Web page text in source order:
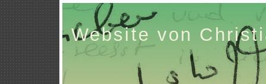
Website von